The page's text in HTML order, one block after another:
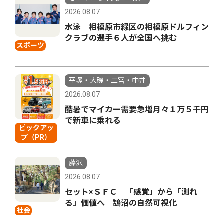
スポーツ
2026.08.07
水泳 相模原市緑区の相模原ドルフィン
クラブの選手６人が全国へ挑む
ピックアッ
プ（PR）
平塚・大磯・二宮・中井
2026.08.07
酷暑でマイカー需要急増月々１万５千円
で新車に乗れる
社会
藤沢
2026.08.07
セット×ＳＦＣ 「感覚」から「測れ
る」価値へ 鵠沼の自然可視化